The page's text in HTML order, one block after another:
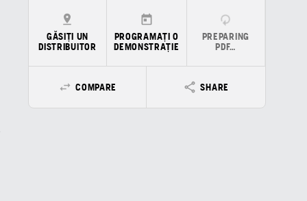
GĂSIȚI UN
DISTRIBUITOR
PROGRAMAȚI O
DEMONSTRAȚIE
PREPARING
PDF…
COMPARE SHARE